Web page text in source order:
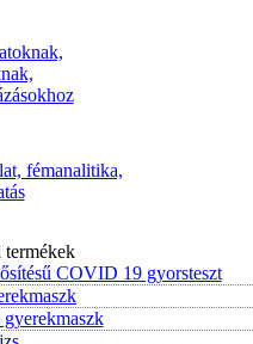
fémanalitika,
termékek
COVID 19 gyorsteszt